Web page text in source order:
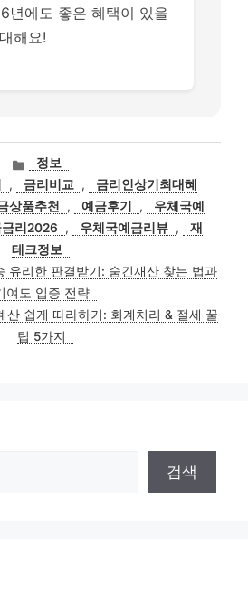
년에도 좋은 혜택이 있을
해요!
카
테
고
리
정보
, 금리비교 ,
금리인상기최대혜
상품추천 , 예금후기 ,
우체국예
리2026 , 우체국예금리뷰 ,
재
테크정보
유리한 판결받기: 숨긴재산 찾는 법과
여도 입증 전략
산 쉽게 따라하기: 회계처리 & 절세 꿀
팁 5가지
검색